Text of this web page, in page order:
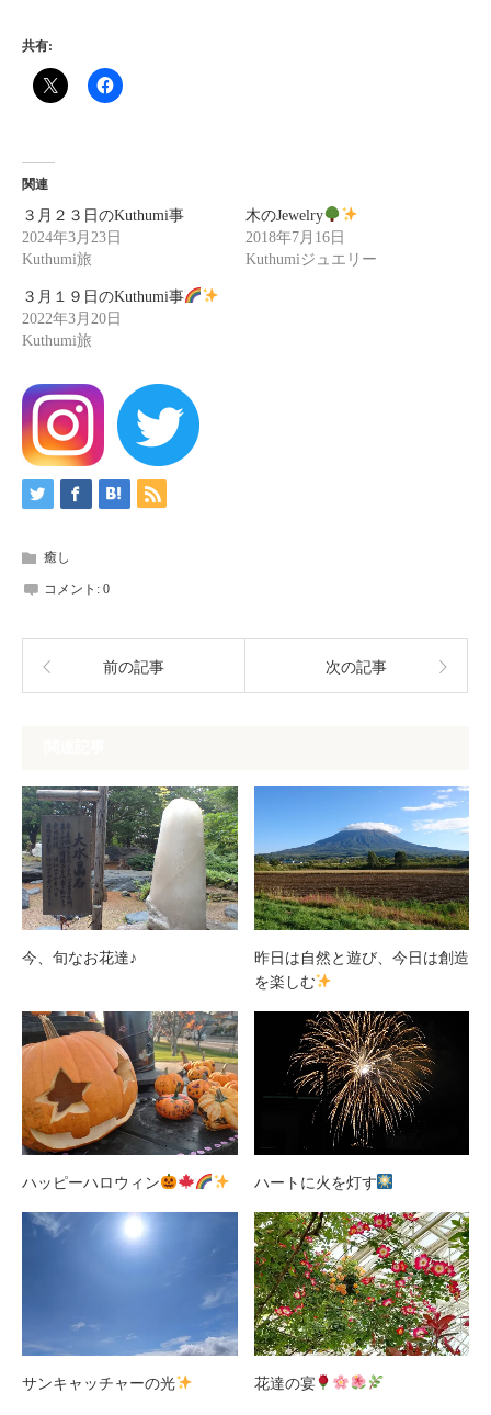
共有:
関連
３月２３日のKuthumi事
2024年3月23日
Kuthumi旅
木のJewelry
2018年7月16日
Kuthumiジュエリー
３月１９日のKuthumi事
2022年3月20日
Kuthumi旅
癒し
コメント: 0
前の記事 次の記事
今、旬なお花達♪
昨日は自然と遊び、今日は創造
を楽しむ
ハッピーハロウィン ハートに火を灯す
サンキャッチャーの光 花達の宴